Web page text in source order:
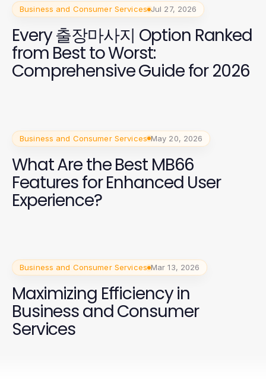
Business and Consumer Services Jul 27, 2026
Every 출장마사지 Option Ranked
from Best to Worst:
Comprehensive Guide for 2026
Business and Consumer Services May 20, 2026
What Are the Best MB66
Features for Enhanced User
Experience?
Business and Consumer Services Mar 13, 2026
Maximizing Efficiency in
Business and Consumer
Services